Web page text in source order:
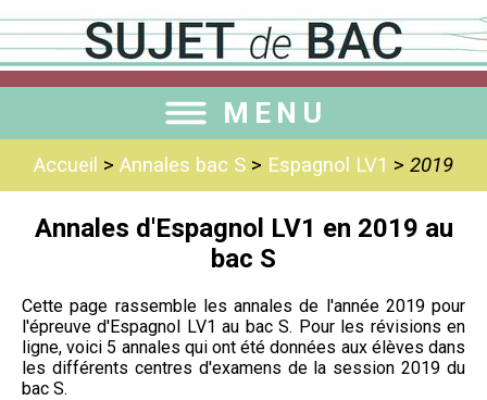
MENU
Accueil > Annales bac S > Espagnol LV1 > 2019
Annales d'Espagnol LV1 en 2019 au
bac S
Cette page rassemble les annales de l'année 2019 pour
l'épreuve d'Espagnol LV1 au bac S. Pour les révisions en
ligne, voici 5 annales qui ont été données aux élèves dans
les différents centres d'examens de la session 2019 du
bac S.